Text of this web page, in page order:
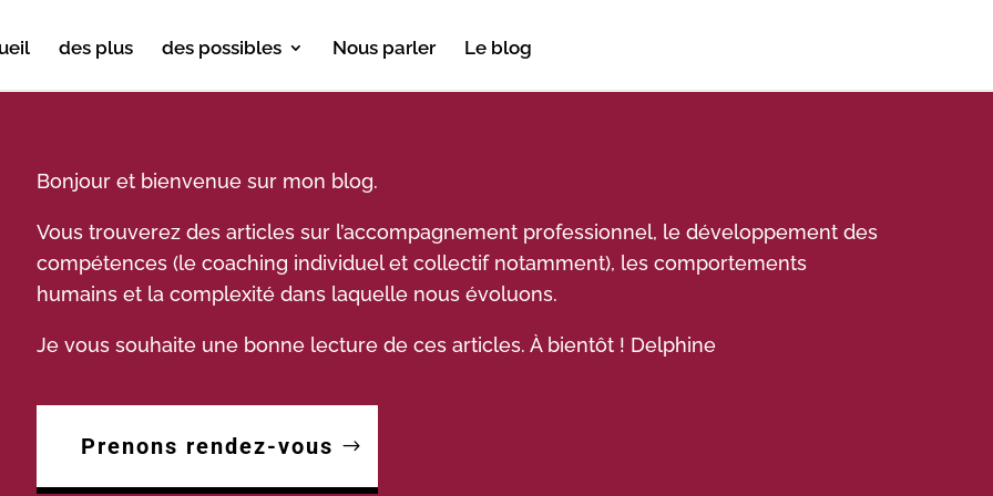
des plus des possibles Nous parler Le blog
Bonjour et bienvenue sur mon blog.
Vous trouverez des articles sur l’accompagnement professionnel, le développement des
compétences (le coaching individuel et collectif notamment), les comportements
humains et la complexité dans laquelle nous évoluons.
Je vous souhaite une bonne lecture de ces articles. À bientôt ! Delphine
Prenons rendez-vous